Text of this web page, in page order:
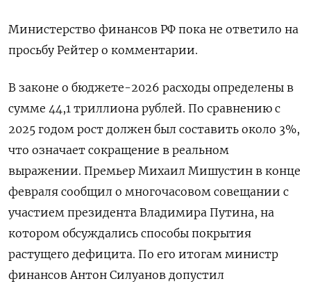
Министерство финансов РФ пока не ответило на
просьбу Рейтер о комментарии.
В законе ‌о бюджете-2026 расходы определены в
сумме 44,1 триллиона рублей. По сравнению с
2025 годом рост должен был составить около 3%,
что означает сокращение в реальном
выражении. Премьер Михаил Мишустин в конце
февраля сообщил о многочасовом совещании с
участием президента Владимира Путина, на
котором обсуждались ​способы покрытия
растущего дефицита. По его итогам министр ​
финансов Антон Силуанов допустил